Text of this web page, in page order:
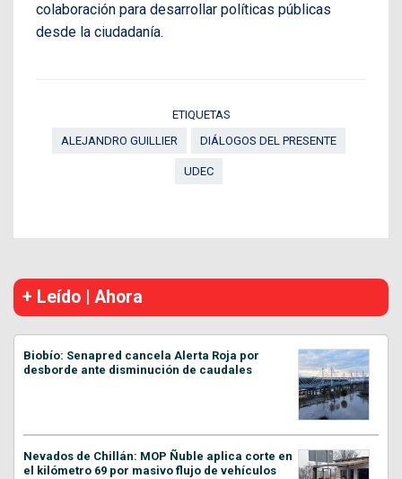
colaboración para desarrollar políticas públicas
desde la ciudadanía.
ETIQUETAS
ALEJANDRO GUILLIER
DIÁLOGOS DEL PRESENTE
UDEC
+ Leído | Ahora
Biobío: Senapred cancela Alerta Roja por
desborde ante disminución de caudales
Nevados de Chillán: MOP Ñuble aplica corte en
el kilómetro 69 por masivo flujo de vehículos